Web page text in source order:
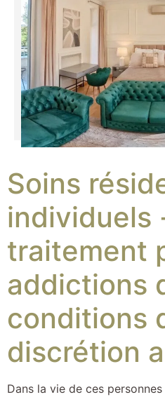
Soins
individuels
traitement
addictions
conditions
discrétion
Dans la vie de ces